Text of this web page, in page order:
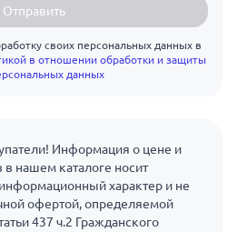
Отправить
своих персональных данных в
в отношении обработки и защиты
данных
Информация о цене и
в нашем каталоге носит
характер и не
офертой, определяемой
437 ч.2 Гражданского